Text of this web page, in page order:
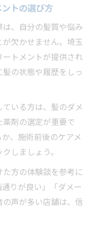
トの選び方
、自分の髪質や悩み
欠かせません。埼玉
トメントが提供され
の状態や履歴をしっ
いる方は、髪のダメ
剤の選定が重要で
、施術前後のケアメ
しましょう。
方の体験談を参考に
りが良い」「ダメー
声が多い店舗は、信